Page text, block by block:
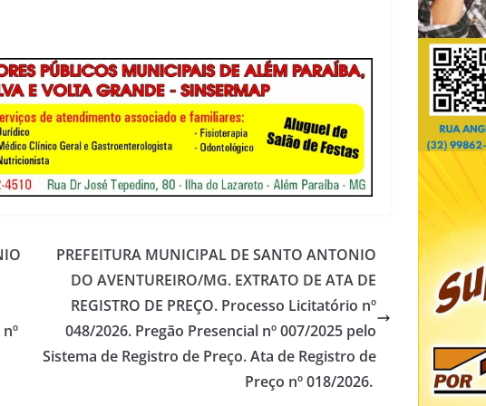
PREFEITURA MUNICIPAL DE SANTO ANTONIO
DO AVENTUREIRO/MG. EXTRATO DE ATA DE
REGISTRO DE PREÇO. Processo Licitatório nº
048/2026. Pregão Presencial nº 007/2025 pelo
Sistema de Registro de Preço. Ata de Registro de
Preço nº 018/2026.